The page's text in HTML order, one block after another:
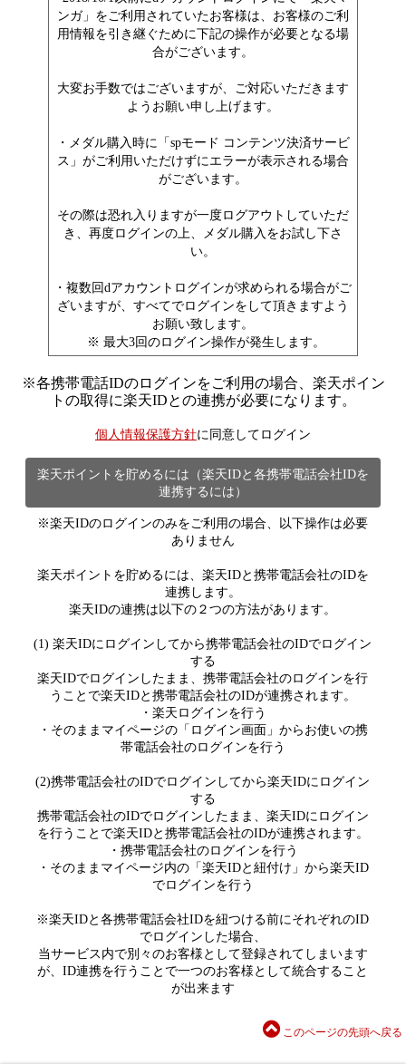
ンガ」をご利用されていたお客様は、お客様のご利
用情報を引き継ぐために下記の操作が必要となる場
合がございます。
大変お手数ではございますが、ご対応いただきます
ようお願い申し上げます。
・メダル購入時に「spモード コンテンツ決済サービ
ス」がご利用いただけずにエラーが表示される場合
がございます。
その際は恐れ入りますが一度ログアウトしていただ
き、再度ログインの上、メダル購入をお試し下さ
い。
・複数回dアカウントログインが求められる場合がご
ざいますが、すべてでログインをして頂きますよう
お願い致します。
※ 最大3回のログイン操作が発生します。
※各携帯電話IDのログインをご利用の場合、楽天ポイン
トの取得に楽天IDとの連携が必要になります。
個人情報保護方針に同意してログイン
楽天ポイントを貯めるには（楽天IDと各携帯電話会社IDを
連携するには）
※楽天IDのログインのみをご利用の場合、以下操作は必要
ありません
楽天ポイントを貯めるには、楽天IDと携帯電話会社のIDを
連携します。
楽天IDの連携は以下の２つの方法があります。
(1) 楽天IDにログインしてから携帯電話会社のIDでログイン
する
楽天IDでログインしたまま、携帯電話会社のログインを行
うことで楽天IDと携帯電話会社のIDが連携されます。
・楽天ログインを行う
・そのままマイページの「ログイン画面」からお使いの携
帯電話会社のログインを行う
(2)携帯電話会社のIDでログインしてから楽天IDにログイン
する
携帯電話会社のIDでログインしたまま、楽天IDにログイン
を行うことで楽天IDと携帯電話会社のIDが連携されます。
・携帯電話会社のログインを行う
・そのままマイページ内の「楽天IDと紐付け」から楽天ID
でログインを行う
※楽天IDと各携帯電話会社IDを紐つける前にそれぞれのID
でログインした場合、
当サービス内で別々のお客様として登録されてしまいます
が、ID連携を行うことで一つのお客様として統合すること
が出来ます
このページの先頭へ戻る